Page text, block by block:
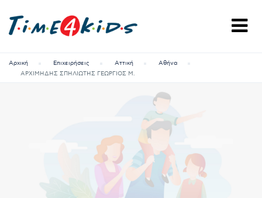
Αρχική Επιχειρήσεις Αττική
Αθήνα
ΑΡΧΙΜΗΔΗΣ ΣΠΗΛΙΩΤΗΣ ΓΕΩΡΓΙΟΣ Μ.